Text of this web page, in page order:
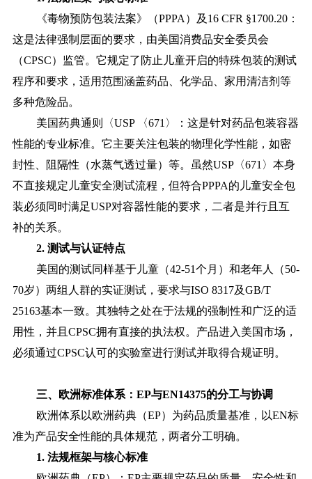
《毒物预防包装法案》（PPPA）及16 CFR §1700.20：
这是法律强制层面的要求，由美国消费品安全委员会
（CPSC）监管。它规定了防止儿童开启的特殊包装的测试
程序和要求，适用范围涵盖药品、化学品、家用清洁剂等
多种危险品。
美国药典通则〈USP 〈671〉：这是针对药品包装容器
性能的专业标准。它主要关注包装的物理化学性能，如密
封性、阻隔性（水蒸气透过量）等。虽然USP〈671〉本身
不直接规定儿童安全测试流程，但符合PPPA的儿童安全包
装必须同时满足USP对容器性能的要求，二者是并行且互
补的关系。
2. 测试与认证特点
美国的测试同样基于儿童（42-51个月）和老年人（50-
70岁）两组人群的实证测试，要求与ISO 8317及GB/T
25163基本一致。其独特之处在于法规的强制性和广泛的适
用性，并且CPSC拥有直接的执法权。产品进入美国市场，
必须通过CPSC认可的实验室进行测试并取得合规证明。
三、欧洲标准体系：EP与EN14375的分工与协调
欧洲体系以欧洲药典（EP）为药品质量基准，以EN标
准为产品安全性能的具体规范，两者分工明确。
1. 法规框架与核心标准